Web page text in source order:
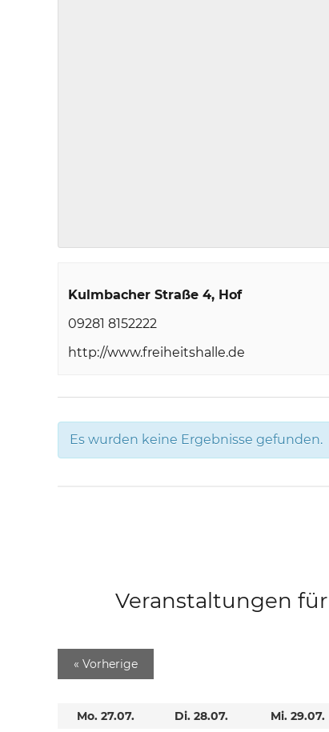
Kulmbacher Straße 4 Hof
09281 8152222
http://www.freiheitshalle.de
Es wurden keine Ergebnisse gefunden.
Veranstaltungen für
« Vorherige
Mo. 27.07. Di. 28.07. Mi. 29.07.